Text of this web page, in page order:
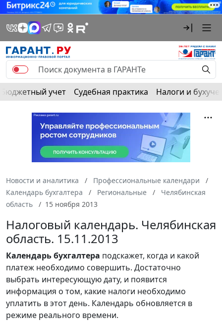
Бюджетный учет Судебная практика Налоги и
Новости и аналитика
Профессиональные календари
Календарь бухгалтера
Региональные
Челябинская
область
15 ноября 2013
Налоговый календарь. Челябинская
область. 15.11.2013
Календарьбухгалтера подскажет, когда и какой
платеж необходимо совершить. Достаточно
выбрать интересующую дату, и появится
информация о том, какие налоги необходимо
уплатить в этот день. Календарь обновляется в
режиме реального времени.